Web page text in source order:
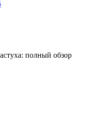
полный обзор